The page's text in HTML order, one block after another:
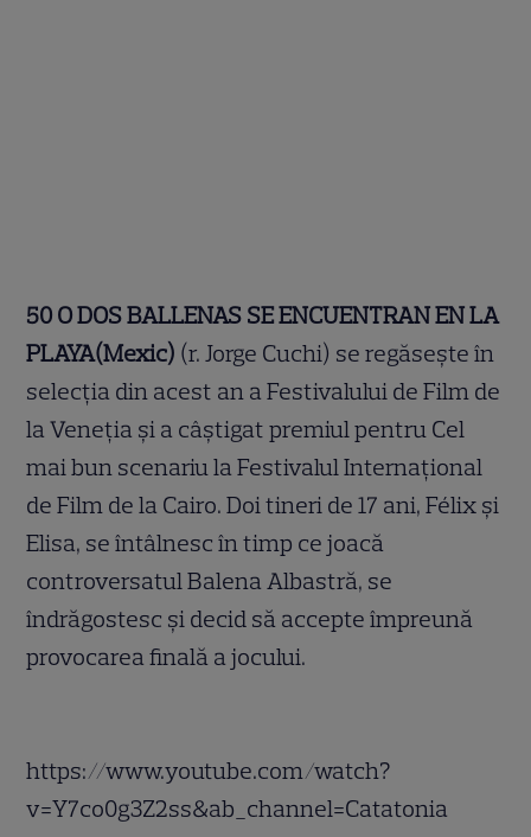
50 O DOS BALLENAS SE ENCUENTRAN EN LA
PLAYA(Mexic) (r. Jorge Cuchi) se regăsește în
selecția din acest an a Festivalului de Film de
la Veneția și a câștigat premiul pentru Cel
mai bun scenariu la Festivalul Internațional
de Film de la Cairo. Doi tineri de 17 ani, Félix și
Elisa, se întâlnesc în timp ce joacă
controversatul Balena Albastră, se
îndrăgostesc și decid să accepte împreună
provocarea finală a jocului.
https://www.youtube.com/watch?
v=Y7co0g3Z2ss&ab_channel=Catatonia